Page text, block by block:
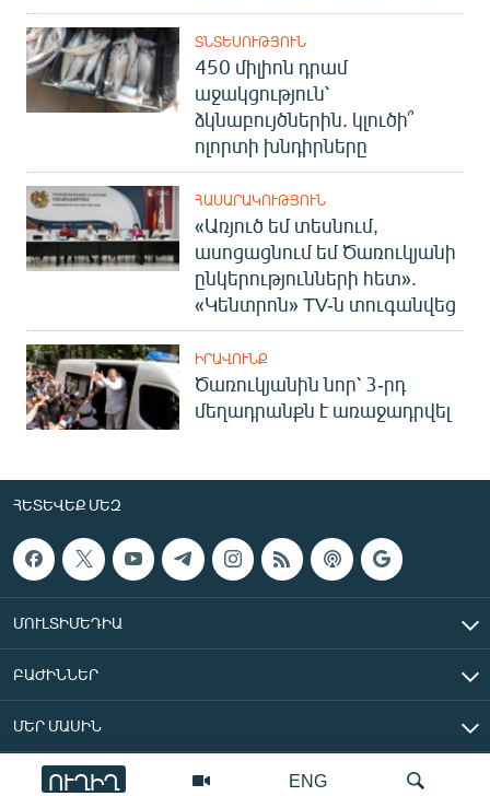
ENG
ՈՒՂԻՂ
ՏՆՏԵՍՈՒԹՅՈՒՆ
450 միլիոն դրամ
աջակցություն՝
ձկնաբույծներին. կլուծի՞
ոլորտի խնդիրները
ՀԱՍԱՐԱԿՈՒԹՅՈՒՆ
«Առյուծ եմ տեսնում,
ասոցացնում եմ Ծառուկյանի
ընկերությունների հետ».
«Կենտրոն» TV-ն տուգանվեց
ԻՐԱՎՈՒՆՔ
Ծառուկյանին նոր՝ 3-րդ
մեղադրանքն է առաջադրվել
ՀԵՏԵՎԵՔ ՄԵԶ
ՄՈՒԼՏԻՄԵԴԻԱ
ԲԱԺԻՆՆԵՐ
ՄԵՐ ՄԱՍԻՆ
«Ազատ Եվրոպա/Ազատություն» ռադիոկայան © 2026